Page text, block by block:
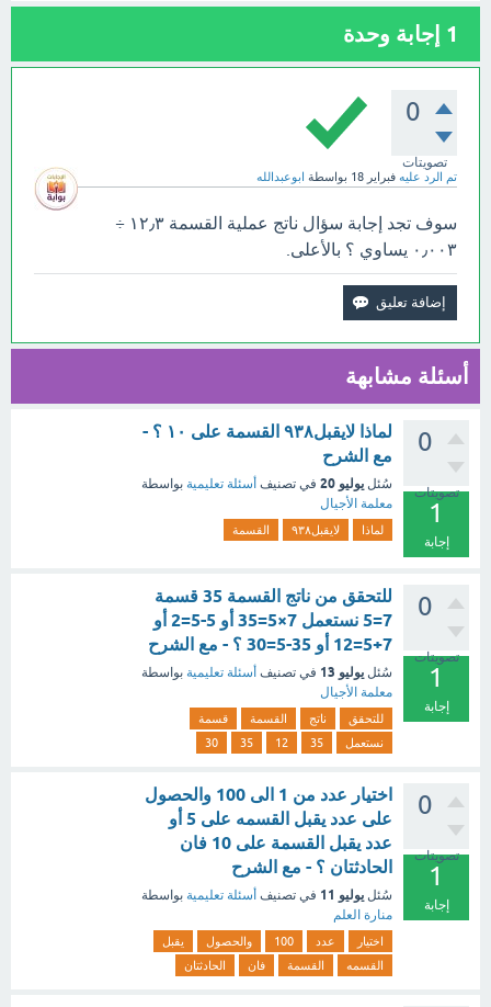
1 إجابة وحدة
0
تصويتات
تم الرد عليه فبراير 18 بواسطة ابوعبدالله
سوف تجد إجابة سؤال ناتج عملية القسمة ١٢٫٣ ÷
٠٫٠٠٣ يساوي ؟ بالأعلى.
أسئلة مشابهة
0
تصويتات
1
إجابة
لماذا لايقبل٩٣٨ القسمة على ١٠ ؟ -
مع الشرح
سُئل يوليو 20 في تصنيف أسئلة تعليمية بواسطة
معلمة الأجيال
لماذا لايقبل٩٣٨ القسمة
0
تصويتات
1
إجابة
‏للتحقق من ناتج القسمة 35 قسمة
‫7‏=5‬ نستعمل ‫7‏×5‏=35‬ أو ‫5‏-5‏=2‬ أو
‫7‏+5‏=12‬ أو ‫35‏-5‏=30‬ ؟ - مع الشرح
سُئل يوليو 13 في تصنيف أسئلة تعليمية بواسطة
معلمة الأجيال
للتحقق ناتج القسمة
قسمة
نستعمل
35‬
12‬
‫35
30‬
0
تصويتات
1
إجابة
اختيار عدد من 1 الى 100 والحصول
على عدد يقبل القسمه على 5 أو
عدد يقبل القسمة على 10 فان
الحادثتان ؟ - مع الشرح
سُئل يوليو 11 في تصنيف أسئلة تعليمية بواسطة
منارة العلم
اختيار عدد 100 والحصول
يقبل
القسمه
القسمة فان الحادثتان